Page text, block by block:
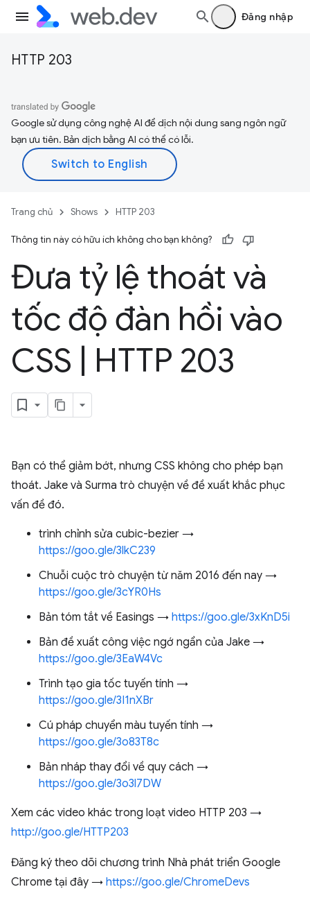
Đăng nhập
HTTP 203
Google sử dụng công nghệ AI để dịch nội dung sang ngôn ngữ
bạn ưu tiên. Bản dịch bằng AI có thể có lỗi.
Trang chủ Shows HTTP 203
Thông tin này có hữu ích không cho bạn không?
Đưa tỷ lệ thoát và
tốc độ đàn hồi vào
CSS
HTTP 203
Bạn có thể giảm bớt, nhưng CSS không cho phép bạn
thoát. Jake và Surma trò chuyện về đề xuất khắc phục
vấn đề đó.
trình chỉnh sửa cubic-bezier →
https://goo.gle/3lkC239
Chuỗi cuộc trò chuyện từ năm 2016 đến nay →
https://goo.gle/3cYR0Hs
Bản tóm tắt về Easings → https://goo.gle/3xKnD5i
Bản đề xuất công việc ngớ ngẩn của Jake →
https://goo.gle/3EaW4Vc
Trình tạo gia tốc tuyến tính →
https://goo.gle/3I1nXBr
Cú pháp chuyển màu tuyến tính →
https://goo.gle/3o83T8c
Bản nháp thay đổi về quy cách →
https://goo.gle/3o3l7DW
Xem các video khác trong loạt video HTTP 203 →
http://goo.gle/HTTP203
Đăng ký theo dõi chương trình Nhà phát triển Google
Chrome tại đây → https://goo.gle/ChromeDevs